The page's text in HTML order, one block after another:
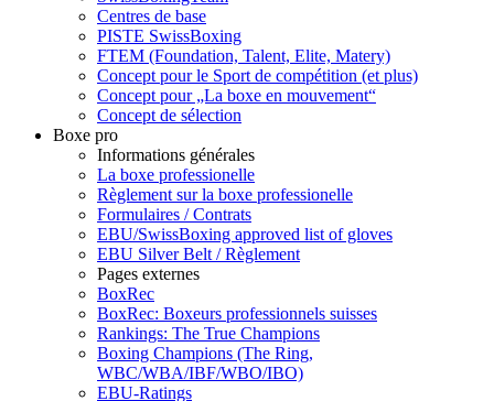
Centres de base
PISTE SwissBoxing
FTEM (Foundation, Talent, Elite, Matery)
Concept pour le Sport de compétition (et plus)
Concept pour „La boxe en mouvement“
Concept de sélection
Boxe pro
Informations générales
La boxe professionelle
Règlement sur la boxe professionelle
Formulaires / Contrats
EBU/SwissBoxing approved list of gloves
EBU Silver Belt / Règlement
Pages externes
BoxRec
BoxRec: Boxeurs professionnels suisses
Rankings: The True Champions
Boxing Champions (The Ring,
WBC/WBA/IBF/WBO/IBO)
EBU-Ratings